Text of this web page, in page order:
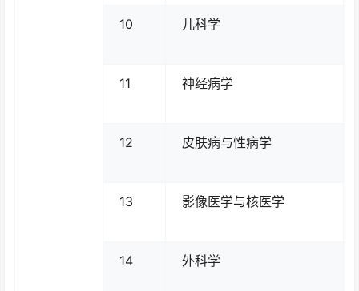
10 儿科学
11 神经病学
12 皮肤病与性病学
13 影像医学与核医学
14 外科学